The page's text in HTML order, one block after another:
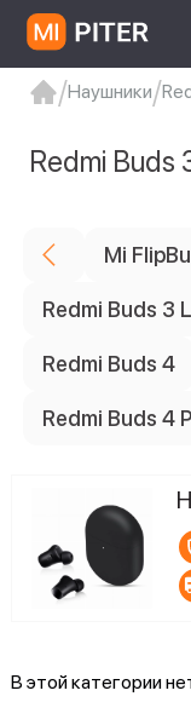
Xiaomi 9 про
Наушники
Redmi Buds
Mi
Redmi Buds 3
Redmi Buds 4
Redmi Buds 4
В этой категории